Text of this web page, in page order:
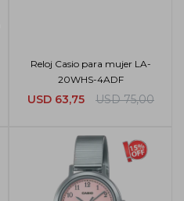
Reloj Casio para mujer LA-
20WHS-4ADF
USD 63,75 USD 75,00